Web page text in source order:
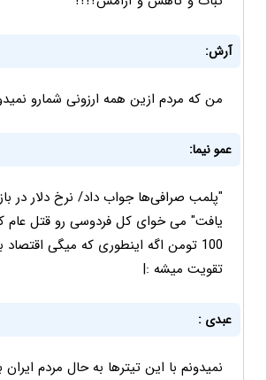
آرش:
من که مردم ازین همه ارزونی شمارو
عمو نیما:
"پلمب صرافی‌ها جواب داد/ نرخ دلار در
یافت" می خوای کل فردوسی رو قتل عام
100 تومن اگه اینطوری که میگی اقتصاد
تقویت میشه :|
عبدی :
نمیدونم با این تیترها به حال مردم ایران